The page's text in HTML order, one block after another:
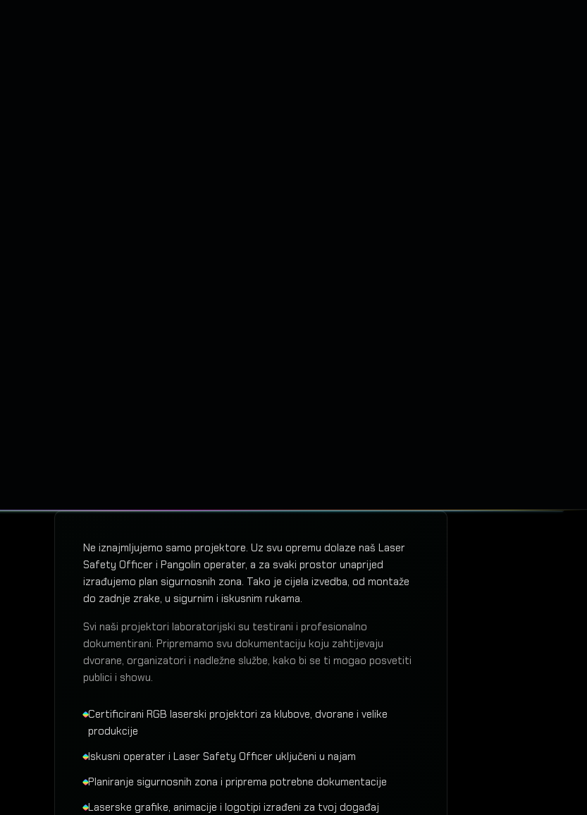
Ne iznajmljujemo samo projektore. Uz svu opremu dolaze naš Laser
Safety Officer i Pangolin operater, a za svaki prostor unaprijed
izrađujemo plan sigurnosnih zona. Tako je cijela izvedba, od montaže
do zadnje zrake, u sigurnim i iskusnim rukama.
Svi naši projektori laboratorijski su testirani i profesionalno
dokumentirani. Pripremamo svu dokumentaciju koju zahtijevaju
dvorane, organizatori i nadležne službe, kako bi se ti mogao posvetiti
publici i showu.
Certificirani RGB laserski projektori za klubove, dvorane i velike
produkcije
Iskusni operater i Laser Safety Officer uključeni u najam
Planiranje sigurnosnih zona i priprema potrebne dokumentacije
Laserske grafike, animacije i logotipi izrađeni za tvoj događaj